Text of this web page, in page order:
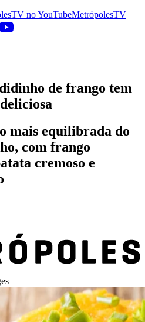
noYouTubeMetrópolesTV
de frango tem
mais equilibrada do
com frango
cremoso e